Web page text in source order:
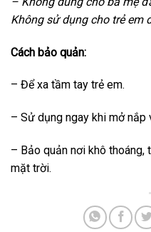
Không sử dụng cho trẻ em
Cách bảo quản:
– Để xa tầm tay trẻ em.
– Sử dụng ngay khi mở
– Bảo quản nơi khô thoáng,
mặt trời.